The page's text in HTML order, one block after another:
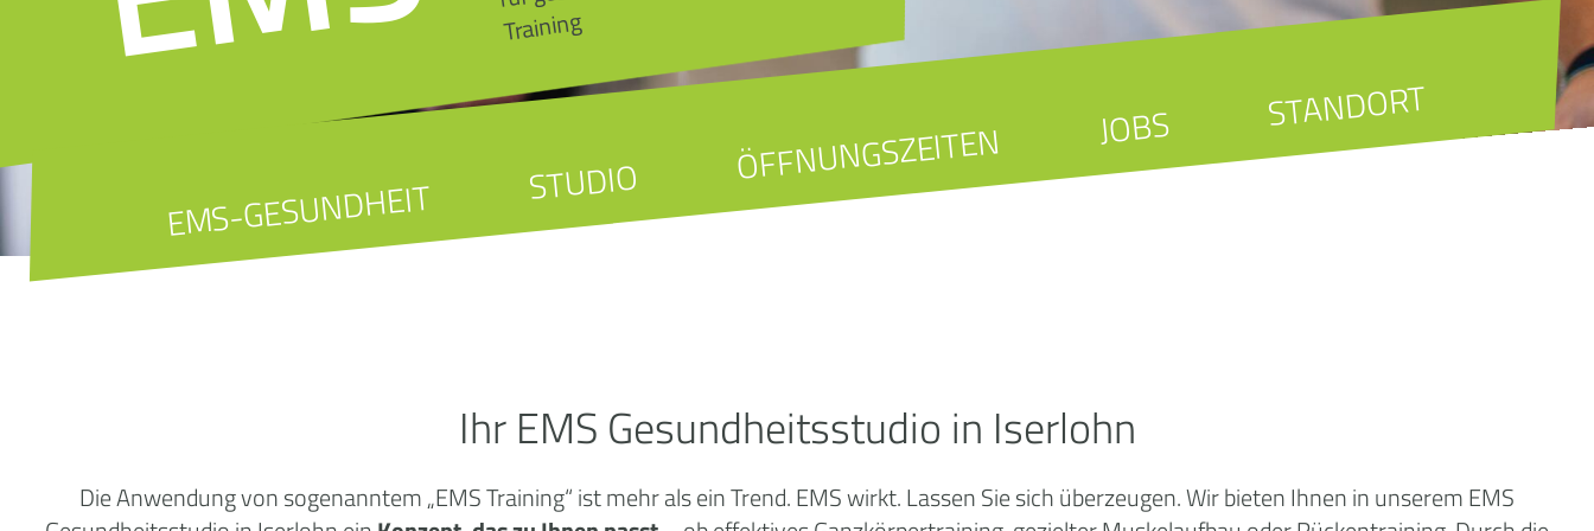
Training
EMS-GESUNDHEIT STUDIO ÖFFNUNGSZEITEN JOBS STANDORT
Ihr EMS Gesundheitsstudio in Iserlohn
Die Anwendung von sogenanntem „EMS Training“ ist mehr als ein Trend. EMS wirkt. Lassen Sie sich überzeugen. Wir bieten Ihnen in unserem EMS